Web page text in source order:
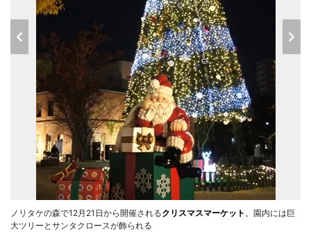
ノリタケの森で12月21日から開催されるクリスマスマーケット 。園内には巨
大ツリーとサンタクロースが飾られる